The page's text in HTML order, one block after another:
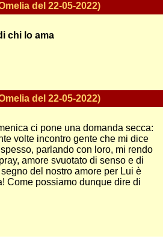
del 22-05-2022)
chi lo ama
del 22-05-2022)
ci pone una domanda secca:
volte incontro gente che mi dice
parlando con loro, mi rendo
amore svuotato di senso e di
del nostro amore per Lui è
Come possiamo dunque dire di